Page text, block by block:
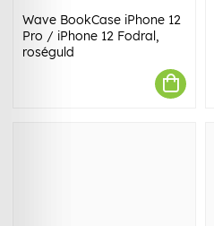
Wave BookCase iPhone 12
Pro / iPhone 12 Fodral,
roséguld